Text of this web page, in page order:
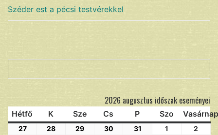
Széder est a pécsi testvérekkel
2026 augusztus időszak eseményei
Hétfő K Sze Cs P Szo Vasárnap
27 28 29 30 31 1
2